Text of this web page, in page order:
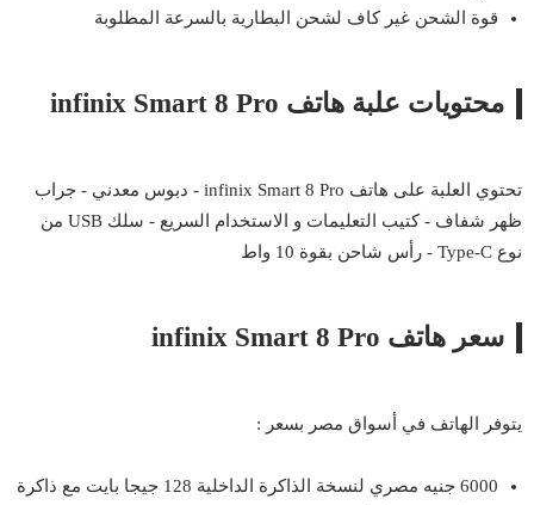
قوة الشحن غير كاف لشحن البطارية بالسرعة المطلوبة
محتويات علبة هاتف infinix Smart 8 Pro
تحتوي العلبة على هاتف infinix Smart 8 Pro - دبوس معدني - جراب
ظهر شفاف - كتيب التعليمات و الاستخدام السريع - سلك USB من
نوع Type-C - رأس شاحن بقوة 10 واط
سعر هاتف infinix Smart 8 Pro
يتوفر الهاتف في أسواق مصر بسعر :
6000 جنيه مصري لنسخة الذاكرة الداخلية 128 جيجا بايت مع ذاكرة